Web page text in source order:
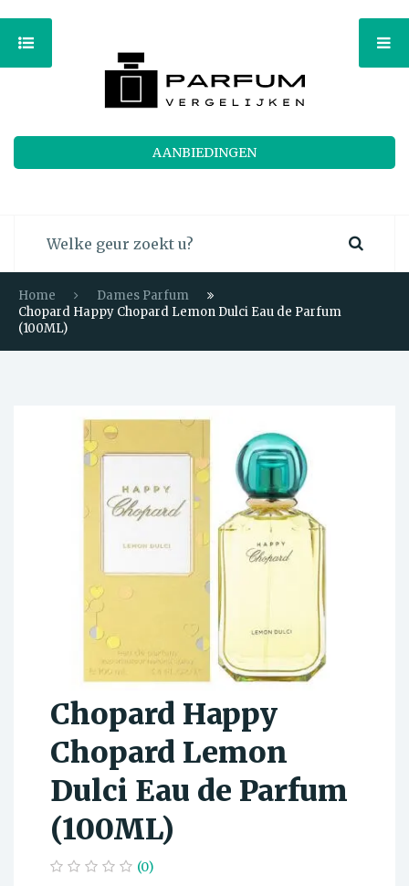
AANBIEDINGEN
Home
Dames Parfum
Chopard Happy Chopard Lemon Dulci Eau de Parfum
(100ML)
Chopard Happy
Chopard Lemon
Dulci Eau de Parfum
(100ML)
(0)